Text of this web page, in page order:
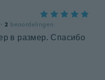
· 2 beoordelingen
в размер. Спасибо